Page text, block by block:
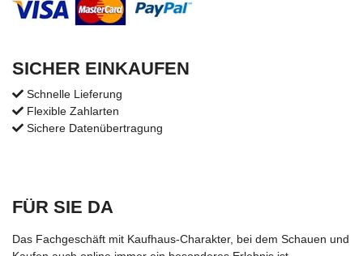
SICHER EINKAUFEN
Schnelle Lieferung
Flexible Zahlarten
Sichere Datenübertragung
FÜR SIE DA
Das Fachgeschäft mit Kaufhaus-Charakter, bei dem Schauen und